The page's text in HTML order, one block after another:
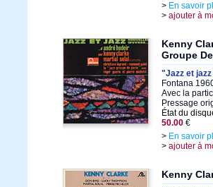
> En savoir
> ajouter à
Kenny
Groupe
"Jazz et
Fontana
Avec la
Pressage
État du
50.00 €
> En savoir
> ajouter à
Kenny